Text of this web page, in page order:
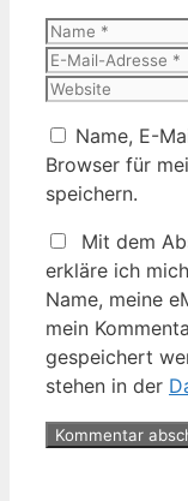
Name
Name, E-
Browser für
speichern.
Mit dem
erkläre ich
Name, meine
mein
gespeichert
stehen in der